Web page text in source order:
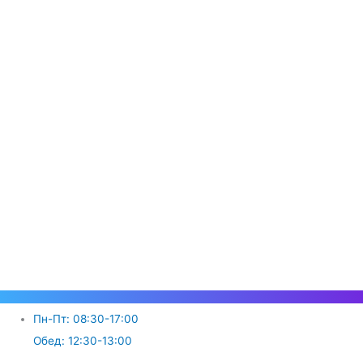
Пн-Пт: 08:30-17:00
Обед: 12:30-13:00